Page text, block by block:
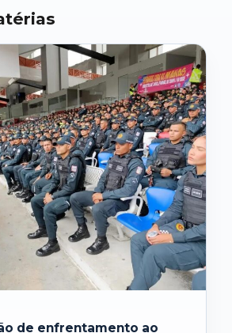
de enfrentamento ao